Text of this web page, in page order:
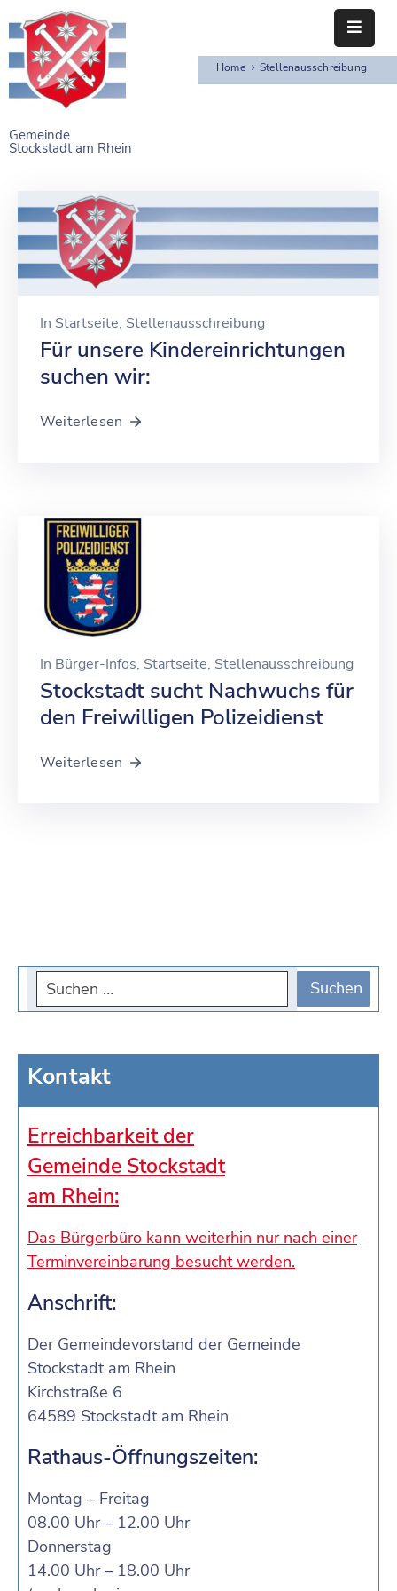
Gemeinde
Stockstadt am Rhein
STARTSEITE
BÜRGERSERVICE
EINRICHTUNGEN
NAHERHOLUNG
FREIZEITEINRICHTUNGEN
VEREINE
Home Stellenausschreibung
In Startseite‚ Stellenausschreibung
Für unsere Kindereinrichtungen
suchen wir:
Weiterlesen
In Bürger-Infos‚ Startseite‚ Stellenausschreibung
Stockstadt sucht Nachwuchs für
den Freiwilligen Polizeidienst
Weiterlesen
Kontakt
Erreichbarkeit der
Gemeinde Stockstadt
am Rhein:
Das Bürgerbüro kann weiterhin nur nach einer
Terminvereinbarung besucht werden.
Anschrift:
Der Gemeindevorstand der Gemeinde
Stockstadt am Rhein
Kirchstraße 6
64589 Stockstadt am Rhein
Rathaus-Öffnungszeiten:
Montag – Freitag
08.00 Uhr – 12.00 Uhr
Donnerstag
14.00 Uhr – 18.00 Uhr